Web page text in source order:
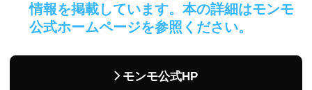
情報を掲載しています。本の詳細はモンモ
公式ホームページを参照ください。
モンモ公式HP